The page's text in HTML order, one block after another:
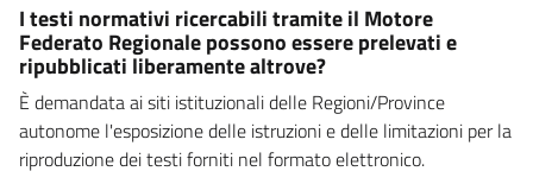
I testi normativi ricercabili tramite il Motore
Federato Regionale possono essere prelevati e
ripubblicati liberamente altrove?
È demandata ai siti istituzionali delle Regioni/Province
autonome l'esposizione delle istruzioni e delle limitazioni per la
riproduzione dei testi forniti nel formato elettronico.